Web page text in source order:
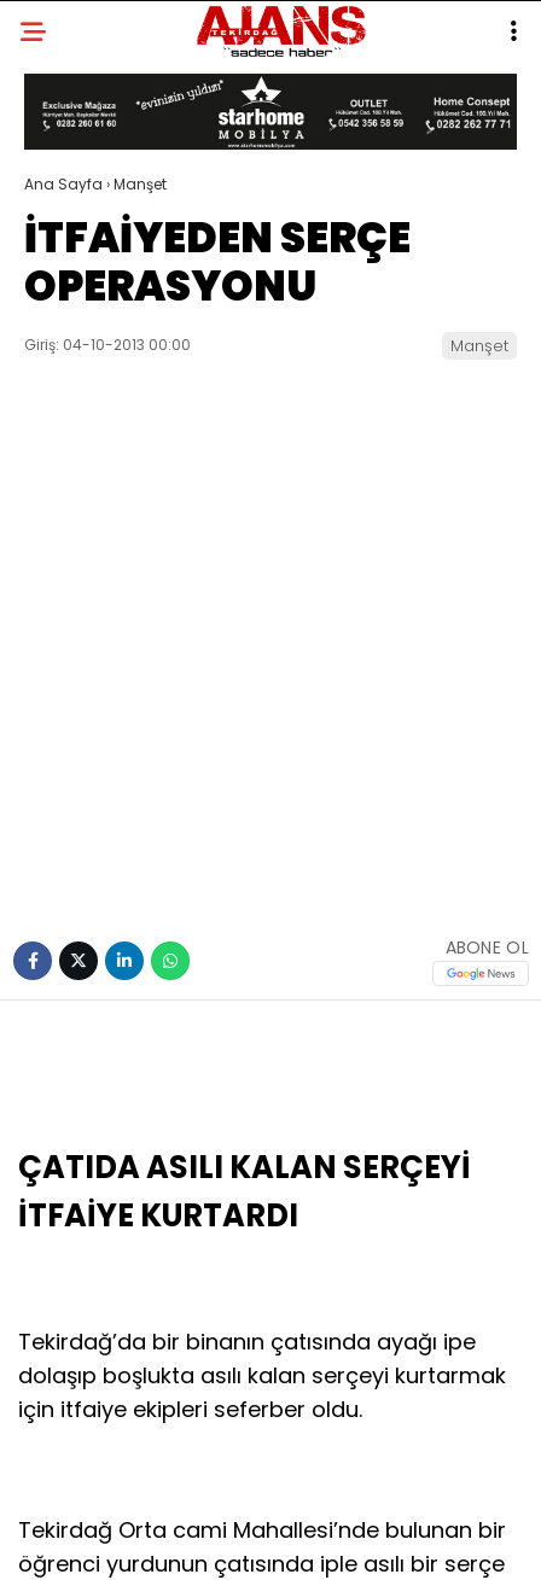
Ana Sayfa ›Manşet
İTFAİYEDEN SERÇE
OPERASYONU
Giriş: 04-10-2013 00:00 Manşet
ABONE OL
ÇATIDA ASILI KALAN SERÇEYİ
İTFAİYE KURTARDI
Tekirdağ’da bir binanın çatısında ayağı ipe
dolaşıp boşlukta asılı kalan serçeyi kurtarmak
için itfaiye ekipleri seferber oldu.
Tekirdağ Orta cami Mahallesi’nde bulunan bir
öğrenci yurdunun çatısında iple asılı bir serçe